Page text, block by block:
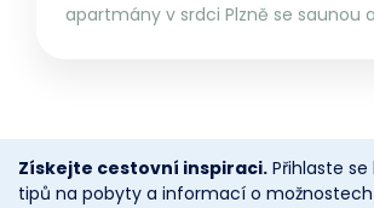
apartmány v srdci Plzně se saunou
Získejte cestovní inspiraci. Přihlaste
tipů na pobyty a informací o